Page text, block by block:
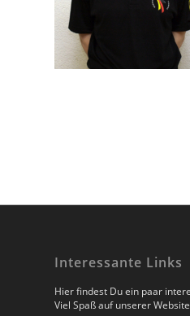
Interessante Links
Hier findest Du ein paar
Viel Spaß auf unserer